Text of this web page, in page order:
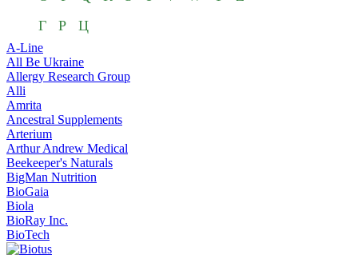
Г
Р Ц
A-Line
All Be Ukraine
Allergy Research Group
Alli
Amrita
Ancestral Supplements
Arterium
Arthur Andrew Medical
Beekeeper's Naturals
BigMan Nutrition
BioGaia
Biola
BioRay Inc.
BioTech